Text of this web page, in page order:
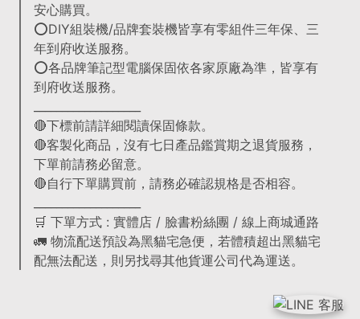
安心購買。
⭕DIY組裝機/品牌套裝機皆享有零組件三年保、三
年到府收送服務。
⭕各品牌筆記型電腦保固依各家原廠為準，皆享有
到府收送服務。
🔴下標前請詳細閱讀保固條款。
🔴客製化商品，沒有七日產品鑑賞期之退貨服務，
下單前請務必留意。
🔴自行下單購買前，請務必確認規格是否相容。
🛒 下單方式 : 實體店 / 臉書粉絲團 / 線上商城通路
🚛 物流配送預設為黑貓宅急便，若體積超出黑貓宅
配無法配送，則另找尋其他貨運公司代為運送。